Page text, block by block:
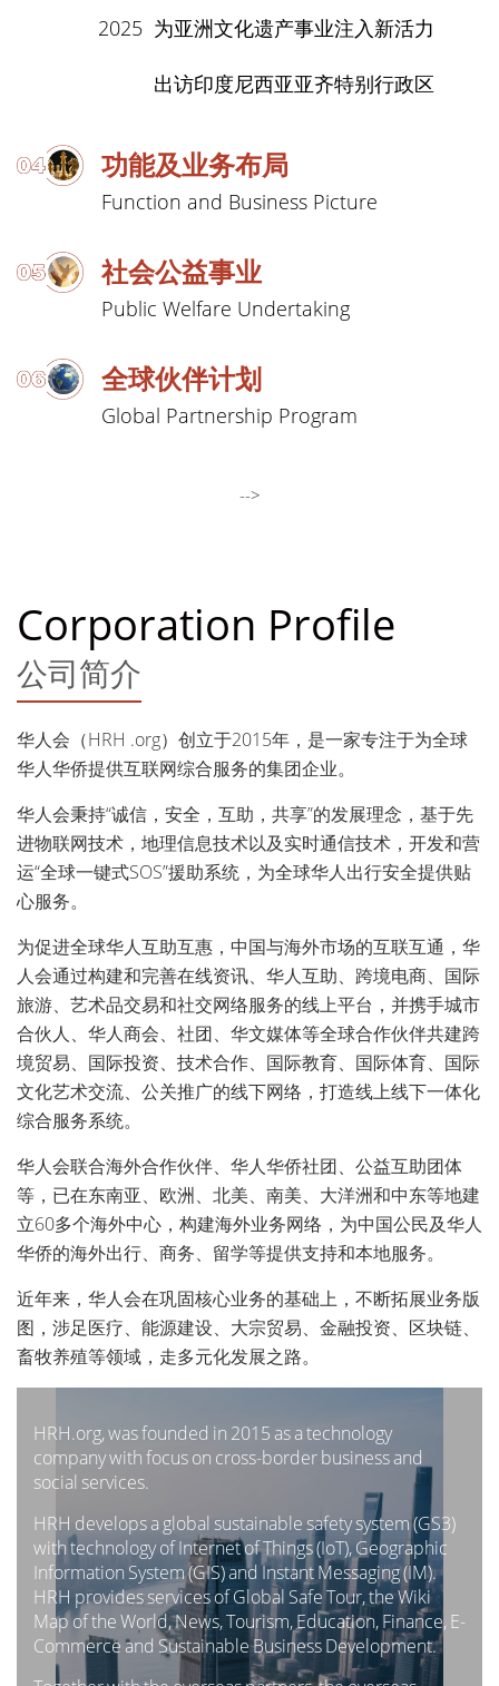
2025 为亚洲文化遗产事业注入新活力
出访印度尼西亚亚齐特别行政区
功能及业务布局
Function and Business Picture
社会公益事业
Public Welfare Undertaking
全球伙伴计划
Global Partnership Program
-->
Corporation Profile
公司简介
华人会（HRH .org）创立于2015年，是一家专注于为全球
华人华侨提供互联网综合服务的集团企业。
华人会秉持“诚信，安全，互助，共享”的发展理念，基于先
进物联网技术，地理信息技术以及实时通信技术，开发和营
运“全球一键式SOS”援助系统，为全球华人出行安全提供贴
心服务。
为促进全球华人互助互惠，中国与海外市场的互联互通，华
人会通过构建和完善在线资讯、华人互助、跨境电商、国际
旅游、艺术品交易和社交网络服务的线上平台，并携手城市
合伙人、华人商会、社团、华文媒体等全球合作伙伴共建跨
境贸易、国际投资、技术合作、国际教育、国际体育、国际
文化艺术交流、公关推广的线下网络，打造线上线下一体化
综合服务系统。
华人会联合海外合作伙伴、华人华侨社团、公益互助团体
等，已在东南亚、欧洲、北美、南美、大洋洲和中东等地建
立60多个海外中心，构建海外业务网络，为中国公民及华人
华侨的海外出行、商务、留学等提供支持和本地服务。
近年来，华人会在巩固核心业务的基础上，不断拓展业务版
图，涉足医疗、能源建设、大宗贸易、金融投资、区块链、
畜牧养殖等领域，走多元化发展之路。
HRH.org, was founded in 2015 as a technology
company with focus on cross-border business and
social services.
HRH develops a global sustainable safety system (GS3)
with technology of Internet of Things (IoT), Geographic
Information System (GIS) and Instant Messaging (IM).
HRH provides services of Global Safe Tour, the Wiki
Map of the World, News, Tourism, Education, Finance, E-
Commerce and Sustainable Business Development.